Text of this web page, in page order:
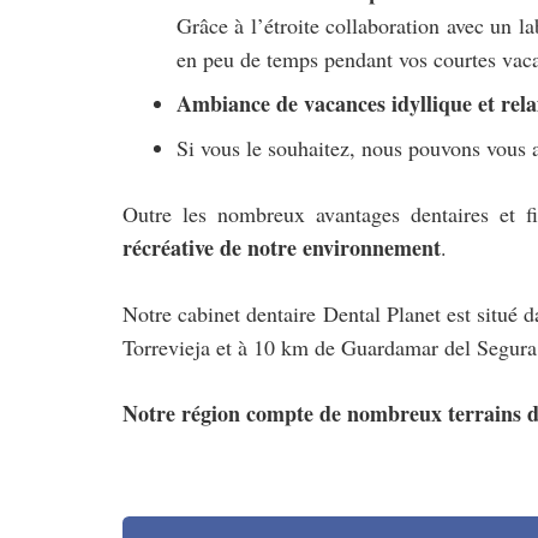
Grâce à l’étroite collaboration avec un
en peu de temps pendant vos courtes
Ambiance de vacances idyllique et
Si vous le souhaitez, nous pouvons vous
Outre les nombreux avantages dentaires
récréative de notre environnement.
Notre cabinet dentaire Dental Planet est situé
Torrevieja et à 10 km de Guardamar del
Notre région compte de nombreux terrains